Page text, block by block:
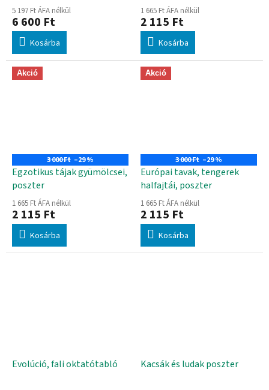
5 197 Ft ÁFA nélkül
6 600 Ft
Kosárba
1 665 Ft ÁFA nélkül
2 115 Ft
Kosárba
Akció
3 000 Ft –29 %
Egzotikus tájak gyümölcsei,
poszter
1 665 Ft ÁFA nélkül
2 115 Ft
Kosárba
Akció
3 000 Ft –29 %
Európai tavak, tengerek
halfajtái, poszter
1 665 Ft ÁFA nélkül
2 115 Ft
Kosárba
Evolúció, fali oktatótabló Kacsák és ludak poszter